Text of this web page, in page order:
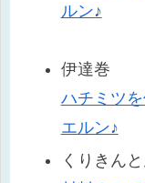
ルン♪
伊達巻
ハチミツ
エルン♪
くりきん